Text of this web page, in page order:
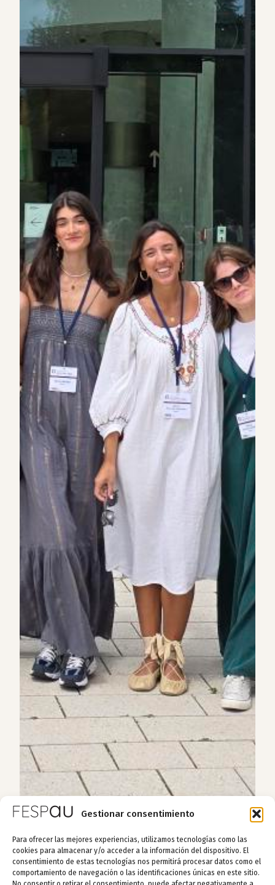
Gestionar consentimiento
Para ofrecer las mejores experiencias, utilizamos tecnologías como las
cookies para almacenar y/o acceder a la información del dispositivo. El
consentimiento de estas tecnologías nos permitirá procesar datos como el
comportamiento de navegación o las identificaciones únicas en este sitio.